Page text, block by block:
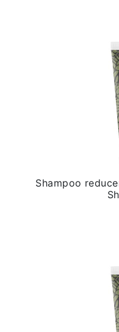
Shampoo